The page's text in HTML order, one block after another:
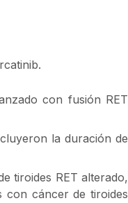
con fusión RET
la duración de
tiroides RET alterado,
con cáncer de tiroides